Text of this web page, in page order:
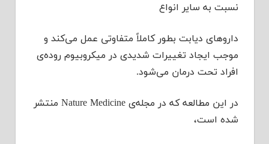
نسبت به سایر انواع
داروهای دیابت بطور کاملاً متفاوتی عمل می‌کند و
موجب ایجاد تغییرات شدیدی در میکروبیوم روده‌ی
افراد تحت درمان می‌شود.
در این مطالعه که در مجله‌ی Nature Medicine منتشر
شده است،